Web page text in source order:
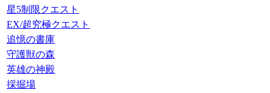
星5制限クエスト
EX/超究極クエスト
追憶の書庫
守護獣の森
英雄の神殿
採掘場